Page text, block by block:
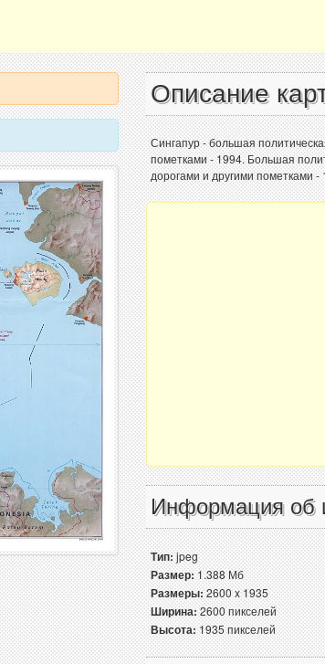
Описание
Сингапур - большая
пометками - 1994. Большая
дорогами и другими пометками -
Информация об
Тип:jpeg
Размер:1.388 Мб
Размеры:2600 x 1935
Ширина:2600 пикселей
Высота:1935 пикселей